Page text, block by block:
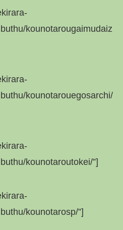
kounotarougaimudaiz
kounotarouegosarchi/
kounotaroutokei/”]
kounotarosp/”]